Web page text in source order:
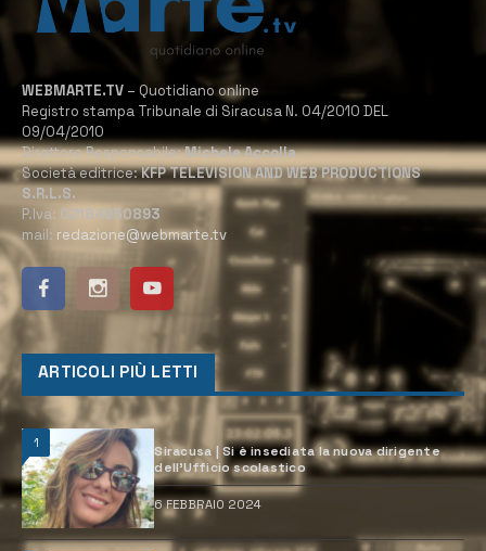
WEBMARTE.TV – Quotidiano online
Registro stampa Tribunale di Siracusa N. 04/2010 DEL
09/04/2010
Direttore Responsabile:Michele Accolla
Società editrice:KFP TELEVISION AND WEB PRODUCTIONS
S.R.L.S.
P.Iva: 02184950893
mail: redazione@webmarte.tv
ARTICOLI PIÙ LETTI
1
Siracusa | Si è insediata la nuova dirigente
dell’Ufficio scolastico
6 FEBBRAIO 2024